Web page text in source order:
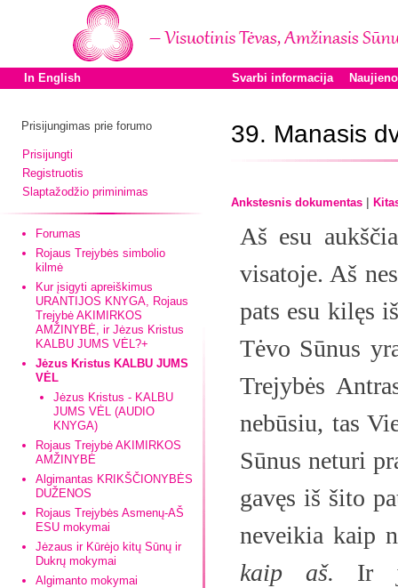
In English Svarbi informacija
Prisijungimas prie forumo
Prisijungti
Registruotis
Slaptažodžio priminimas
Forumas
Rojaus Trejybės simbolio
kilmė
Kur įsigyti apreiškimus
URANTIJOS KNYGA, Rojaus
Trejybė AKIMIRKOS
AMŽINYBĖ, ir Jėzus Kristus
KALBU JUMS VĖL?+
Jėzus Kristus KALBU JUMS
VĖL
Jėzus Kristus - KALBU
JUMS VĖL (AUDIO
KNYGA)
Rojaus Trejybė AKIMIRKOS
AMŽINYBĖ
Algimantas KRIKŠČIONYBĖS
DUŽENOS
Rojaus Trejybės Asmenų-AŠ
ESU mokymai
Jėzaus ir Kūrėjo kitų Sūnų ir
Dukrų mokymai
Algimanto mokymai
39. Manasis
Ankstesnis dokumentas |
Aš esu
visatoje. Aš
pats esu kilęs
Tėvo Sūnus
Trejybės
nebūsiu, tas
Sūnus neturi
gavęs iš šito
neveikia kaip
kaip aš. Ir